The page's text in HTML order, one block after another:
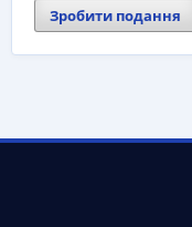
Зробити подання